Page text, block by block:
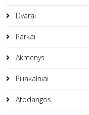
Dvarai
Parkai
Akmenys
Piliakalniai
Atodangos